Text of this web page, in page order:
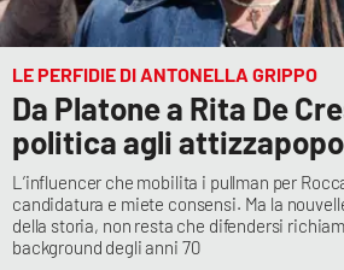
LE PERFIDIE DI ANTONELLA GRIPPO
Da Platone a Rita De
politica agli
L’influencer che mobilita i pullman per
candidatura e miete consensi. Ma la
della storia, non resta che difendersi
background degli anni 70